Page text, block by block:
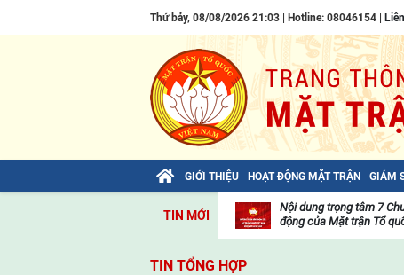
Thứ bảy, 08/08/2026 21:03 | Hotline: 08046154 |
GIỚI THIỆU HOẠT ĐỘNG MẶT TRẬN GIÁM
TIN MỚI
Bài viết của Tổng Bí thư Tô Lâm: TIẾN
viện
Nội dung trọng tâm 7
động của Mặt trận Tổ
TIN TỔNG HỢP